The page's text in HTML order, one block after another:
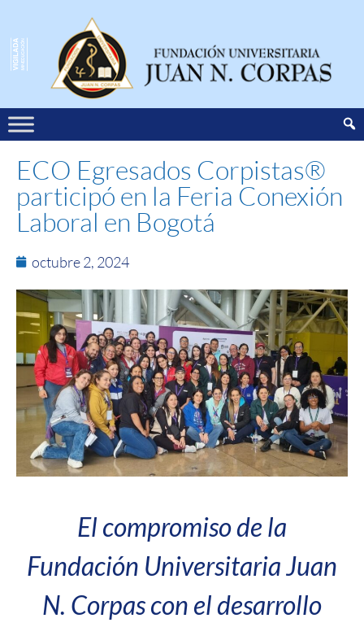
ECO Egresados Corpistas®
participó en la Feria Conexión
Laboral en Bogotá
octubre 2, 2024
El compromiso de la
Fundación Universitaria Juan
N. Corpas con el desarrollo